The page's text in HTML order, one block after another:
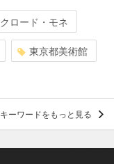
クロード・モネ
東京都美術館
キーワードをもっと見る